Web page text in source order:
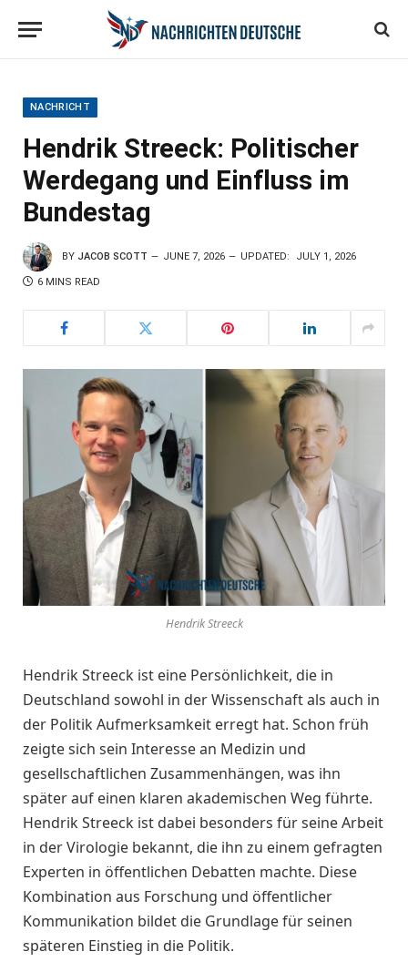
NACHRICHT
Hendrik Streeck: Politischer
Werdegang und Einfluss im
Bundestag
BY JACOB SCOTT JUNE 7, 2026 UPDATED: JULY 1, 2026
6 MINS READ
Hendrik Streeck
Hendrik Streeck ist eine Persönlichkeit, die in
Deutschland sowohl in der Wissenschaft als auch in
der Politik Aufmerksamkeit erregt hat. Schon früh
zeigte sich sein Interesse an Medizin und
gesellschaftlichen Zusammenhängen, was ihn
später auf einen klaren akademischen Weg führte.
Hendrik Streeck ist dabei besonders für seine Arbeit
in der Virologie bekannt, die ihn zu einem gefragten
Experten in öffentlichen Debatten machte. Diese
Kombination aus Forschung und öffentlicher
Kommunikation bildet die Grundlage für seinen
späteren Einstieg in die Politik.